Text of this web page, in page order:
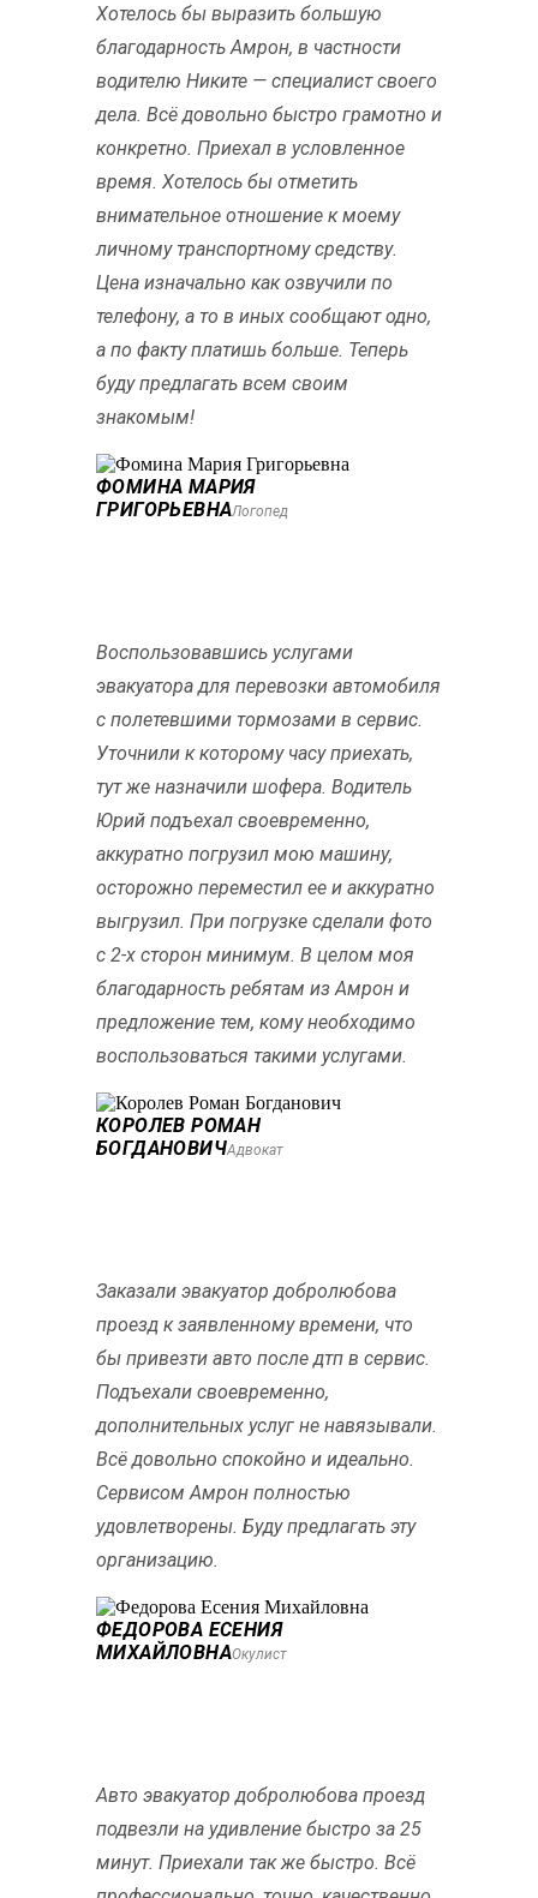
Хотелось бы выразить большую
благодарность Амрон, в частности
водителю Никите — специалист своего
дела. Всё довольно быстро грамотно и
конкретно. Приехал в условленное
время. Хотелось бы отметить
внимательное отношение к моему
личному транспортному средству.
Цена изначально как озвучили по
телефону, а то в иных сообщают одно,
а по факту платишь больше. Теперь
буду предлагать всем своим
знакомым!
ФОМИНА МАРИЯ
ГРИГОРЬЕВНАЛогопед
Воспользовавшись услугами
эвакуатора для перевозки автомобиля
с полетевшими тормозами в сервис.
Уточнили к которому часу приехать,
тут же назначили шофера. Водитель
Юрий подъехал своевременно,
аккуратно погрузил мою машину,
осторожно переместил ее и аккуратно
выгрузил. При погрузке сделали фото
с 2-х сторон минимум. В целом моя
благодарность ребятам из Амрон и
предложение тем, кому необходимо
воспользоваться такими услугами.
КОРОЛЕВ РОМАН
БОГДАНОВИЧАдвокат
Заказали эвакуатор добролюбова
проезд к заявленному времени, что
бы привезти авто после дтп в сервис.
Подъехали своевременно,
дополнительных услуг не навязывали.
Всё довольно спокойно и идеально.
Сервисом Амрон полностью
удовлетворены. Буду предлагать эту
организацию.
ФЕДОРОВА ЕСЕНИЯ
МИХАЙЛОВНАОкулист
Авто эвакуатор добролюбова проезд
подвезли на удивление быстро за 25
минут. Приехали так же быстро. Всё